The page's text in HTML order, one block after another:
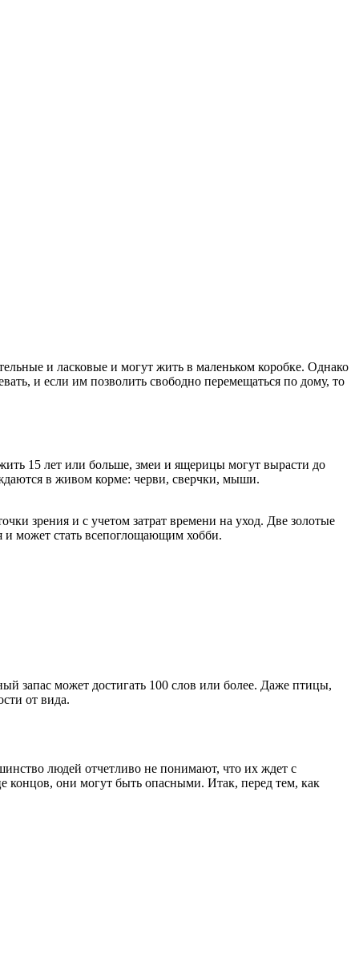
и ласковые и могут жить в маленьком коробке. Однако
и если им позволить свободно перемещаться по дому, то
15 лет или больше, змеи и ящерицы могут вырасти до
в живом корме: черви, сверчки, мыши.
зрения и с учетом затрат времени на уход. Две золотые
и может стать всепоглощающим хобби.
запас может достигать 100 слов или более. Даже птицы,
от вида.
людей отчетливо не понимают, что их ждет с
концов, они могут быть опасными. Итак, перед тем, как